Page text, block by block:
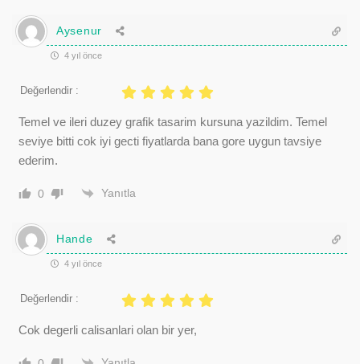
Aysenur
4 yıl önce
Değerlendir :
Temel ve ileri duzey grafik tasarim kursuna yazildim. Temel
seviye bitti cok iyi gecti fiyatlarda bana gore uygun tavsiye
ederim.
0 Yanıtla
Hande
4 yıl önce
Değerlendir :
Cok degerli calisanlari olan bir yer,